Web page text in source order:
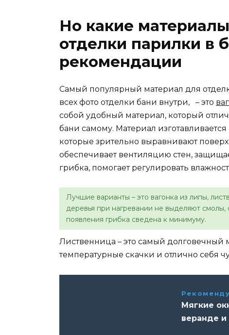
Но какие
отделки парилки в
рекомендации
Самый популярный материал для
всех фото отделки бани внутри, – это
собой удобный материал, который
бани самому. Материал
которые зрительно выравнивают
обеспечивает вентиляцию стен,
грибка, помогает регулировать
Лучшие варианты – это вагонка из липы,
деревья при нагревании не выделяют
появления грибка сведена к минимуму.
Лиственница – это самый долговечный
температурные скачки и отлично себя
Мягкие
веранде